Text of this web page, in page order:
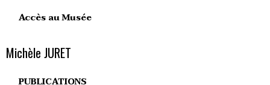
Accès au Musée
Michèle JURET
PUBLICATIONS